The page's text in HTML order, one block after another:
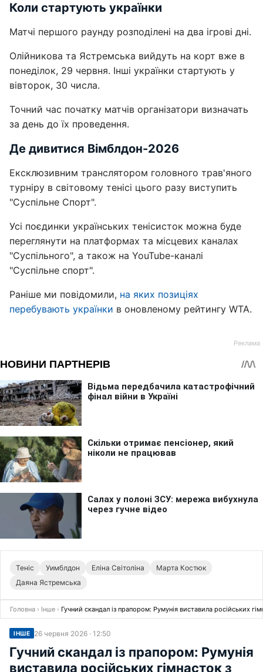
Коли стартують українки
Матчі першого раунду розподілені на два ігрові дні.
Олійникова та Ястремська вийдуть на корт вже в
понеділок, 29 червня. Інші українки стартують у
вівторок, 30 числа.
Точний час початку матчів організатори визначать
за день до їх проведення.
Де дивитися Вімблдон-2026
Ексклюзивним транслятором головного трав'яного
турніру в світовому тенісі цього разу виступить
"Суспільне Спорт".
Усі поєдинки українських тенісисток можна буде
переглянути на платформах та місцевих каналах
"Суспільного", а також на YouTube-каналі
"Суспільне спорт".
Раніше ми повідомили, на яких позиціях
перебувають українки в оновленому рейтингу WTA.
Теніс Уимблдон Еліна Світоліна
Марта Костюк
Даяна Ястремська
Головна › Інше › Гучний скандал із прапором: Румунія виставила російських
ІНШЕ 26 червня 2026 · 12:50
Гучний скандал із прапором: Румунія
виставила російських гімнасток з